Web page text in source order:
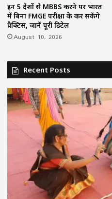
इन 5 देशों से MBBS करने पर भारत
में बिना FMGE परीक्षा के कर सकेंगे
प्रैक्टिस, जानें पूरी डिटेल
August 10, 2026
Recent Posts